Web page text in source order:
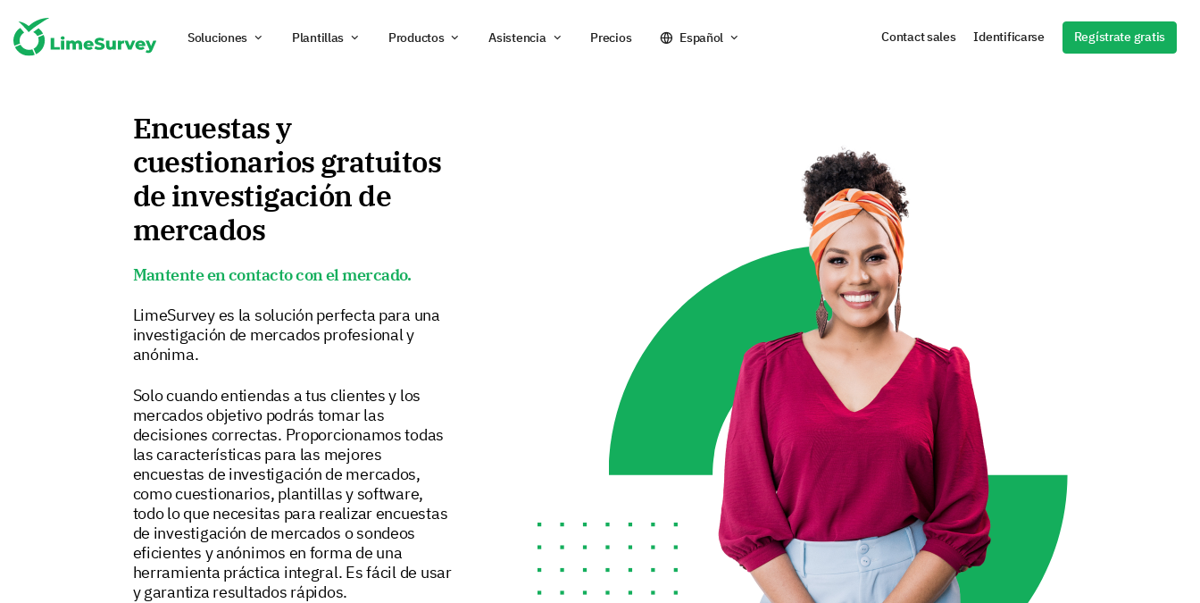
Soluciones Plantillas Productos Asistencia Precios Español Contact sales Identificarse Regístrate gratis
Encuestas y
cuestionarios gratuitos
de investigación de
mercados
Mantente en contacto con el mercado.
LimeSurvey es la solución perfecta para una
investigación de mercados profesional y
anónima.
Solo cuando entiendas a tus clientes y los
mercados objetivo podrás tomar las
decisiones correctas. Proporcionamos todas
las características para las mejores
encuestas de investigación de mercados,
como cuestionarios, plantillas y software,
todo lo que necesitas para realizar encuestas
de investigación de mercados o sondeos
eficientes y anónimos en forma de una
herramienta práctica integral. Es fácil de usar
y garantiza resultados rápidos.